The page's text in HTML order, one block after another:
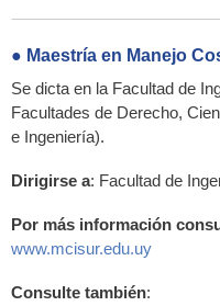
● Maestría en Manejo
Se dicta en la Facultad de
Facultades de Derecho,
e Ingeniería).
Dirigirse a: Facultad de
Por más información
www.mcisur.edu.uy
Consulte también: